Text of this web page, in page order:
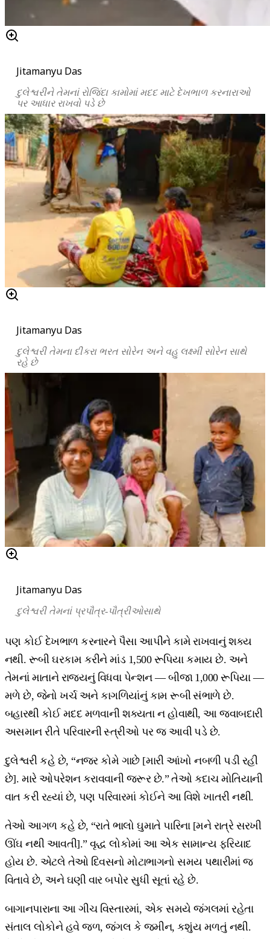
Jitamanyu Das
દુલેશ્વરીને તેમનાં રોજિંદા કામોમાં મદદ માટે દેખભાળ કરનારાઓ
પર આધાર રાખવો પડે છે
Jitamanyu Das
દુલેશ્વરી તેમના દીકરા ભરત સોરેન અને વહુ લક્ષ્મી સોરેન સાથે
રહે છે
Jitamanyu Das
દુલેશ્વરી તેમનાં પ્રપૌત્ર-પૌત્રીઓસાથે
પણ કોઈ દેખભાળ કરનારને પૈસા આપીને કામે રાખવાનું શક્ય
નથી. રૂબી ઘરકામ કરીને માંડ 1,500 રૂપિયા કમાય છે. અને
તેમનાં માતાને રાજ્યનું વિધવા પેન્શન — બીજા 1,000 રૂપિયા —
મળે છે, જેનો ખર્ચ અને કાગળિયાંનું કામ રૂબી સંભાળે છે.
બહારથી કોઈ મદદ મળવાની શક્યતા ન હોવાથી, આ જવાબદારી
અસમાન રીતે પરિવારની સ્ત્રીઓ પર જ આવી પડે છે.
દુલેશ્વરી કહે છે, “નજર કોમે ગાછે [મારી આંખો નબળી પડી રહી
છે]. મારે ઓપરેશન કરાવવાની જરૂર છે.” તેઓ કદાચ મોતિયાની
વાત કરી રહ્યાં છે, પણ પરિવારમાં કોઈને આ વિશે ખાતરી નથી.
તેઓ આગળ કહે છે, “રાતે ભાલો ઘુમાતે પારિના [મને રાત્રે સરખી
ઊંઘ નથી આવતી].” વૃદ્ધ લોકોમાં આ એક સામાન્ય ફરિયાદ
હોય છે. એટલે તેઓ દિવસનો મોટાભાગનો સમય પથારીમાં જ
વિતાવે છે, અને ઘણી વાર બપોર સુધી સૂતાં રહે છે.
બાગાનપારાના આ ગીચ વિસ્તારમાં, એક સમયે જંગલમાં રહેતા
સંતાલ લોકોને હવે જળ, જંગલ કે જમીન, કશુંય મળતું નથી.